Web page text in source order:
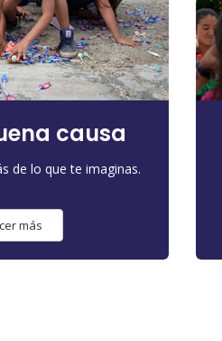
causa
de lo que te imaginas.
más